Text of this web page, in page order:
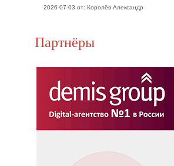
2026-07-03 от: Королёв Александр
Партнёры